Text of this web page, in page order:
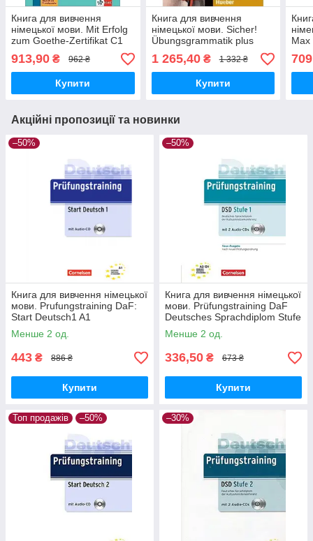
Книга для вивчення
німецької мови. Mit Erfolg
zum Goethe-Zertifikat C1
Übungsbuch +online
913,90 ₴ 962 ₴
Купити
Книга для вивчення
німецької мови. Sicher!
Übungsgrammatik plus
interaktive Version B1+/C1
1 265,40₴ 1 332 ₴
Купити
Max
Акційні пропозиції та новинки
–50%
Книга для вивчення німецької
мови. Prufungstraining DaF:
Start Deutsch1 A1
Менше 2 од.
443 ₴ 886 ₴
Купити
–50%
Книга для вивчення німецької
мови. Prüfungstraining DaF
Deutsches Sprachdiplom Stufe
1 (A2-B1)
Менше 2 од.
336,50 ₴ 673 ₴
Купити
Топ продажів –50% –30%